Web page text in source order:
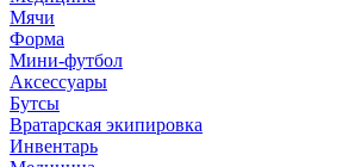
Мячи
Форма
Мини-футбол
Аксессуары
Бутсы
Вратарская экипировка
Инвентарь